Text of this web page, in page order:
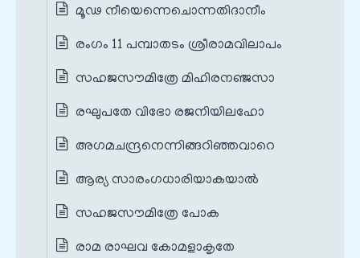
മൂഢ നീയെന്നെചൊന്നതിദാനീം
രംഗം 11 പമ്പാതടം ശ്രീരാമവിലാപം
സഹജസൗമിത്രേ മിഹിരനഞ്ജസാ
രഘുപതേ വിഭോ രജനിയിലഹോ
അഗമചന്ദ്രനെന്നിങ്ങറിഞ്ഞവാറെ
ആര്യ സാരംഗധാരിയാകയാൽ
സഹജസൗമിത്രേ പോക
രാമ രാഘവ കോമളാകൃതേ